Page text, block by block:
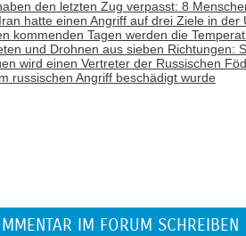
den letzten Zug verpasst: 8
hatte einen Angriff auf drei Ziele in
kommenden Tagen werden die
und Drohnen aus sieben Richtungen:
wird einen Vertreter der Russischen
russischen Angriff beschädigt wurde
IM FORUM SCHREIBEN